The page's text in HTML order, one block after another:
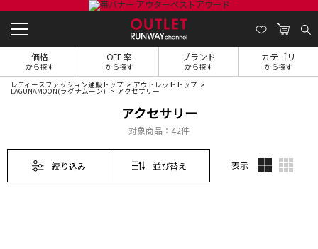
価格
から探す
OFF 率
から探す
ブランド
から探す
カテゴリ
から探す
レディースファッション通販トップ アウトレットトップ
LAGUNAMOON(ラグナムーン) アクセサリー
アクセサリー
対象商品： 42件
絞り込み 並び替え 表示